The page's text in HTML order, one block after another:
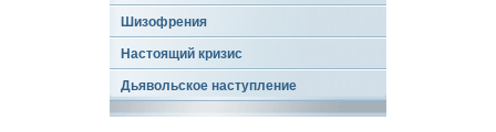
Шизофрения
Настоящий кризис
Дьявольское наступление